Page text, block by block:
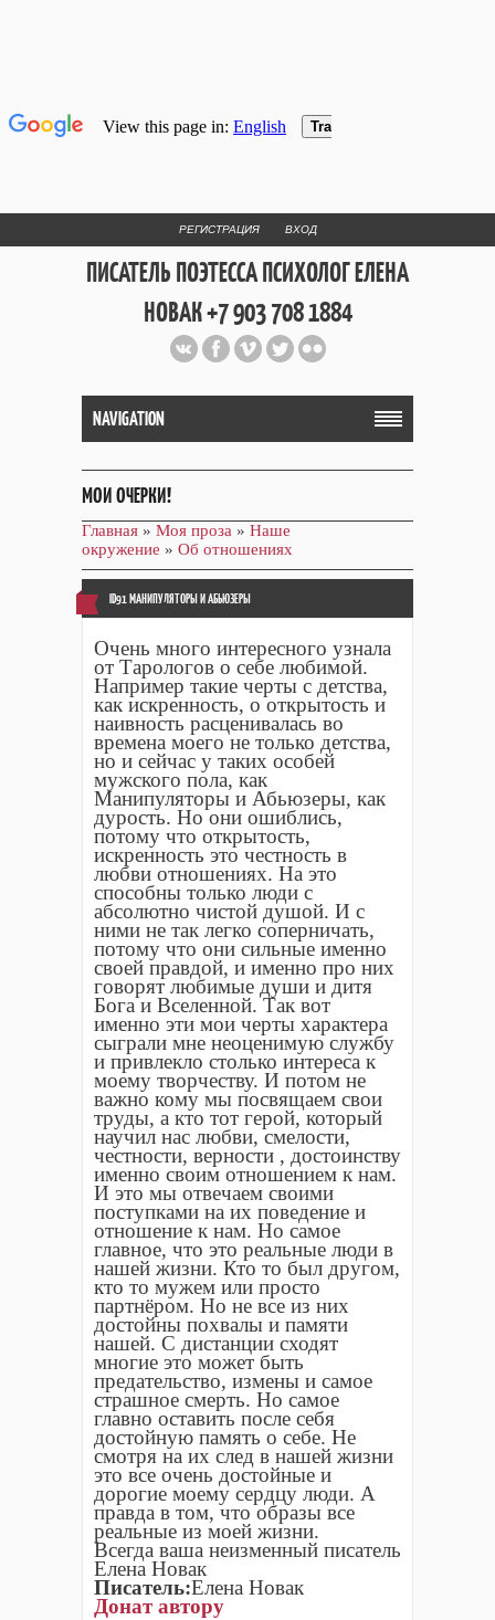
РЕГИСТРАЦИЯ ВХОД
ПИСАТЕЛЬ ПОЭТЕССА ПСИХОЛОГ ЕЛЕНА
НОВАК +7 903 708 1884
Официальный сайт репетитора
и Web Дизайнера Елены Новак
NAVIGATION
МОИ ОЧЕРКИ!
Главная » Моя проза » Наше
окружение » Об отношениях
ID91 МАНИПУЛЯТОРЫ И АБЬЮЗЕРЫ
Очень много интересного узнала
от Тарологов о себе любимой.
Например такие черты с детства,
как искренность, о открытость и
наивность расценивалась во
времена моего не только детства,
но и сейчас у таких особей
мужского пола, как
Манипуляторы и Абьюзеры, как
дурость. Но они ошиблись,
потому что открытость,
искренность это честность в
любви отношениях. На это
способны только люди с
абсолютно чистой душой. И с
ними не так легко соперничать,
потому что они сильные именно
своей правдой, и именно про них
говорят любимые души и дитя
Бога и Вселенной. Так вот
именно эти мои черты характера
сыграли мне неоценимую службу
и привлекло столько интереса к
моему творчеству. И потом не
важно кому мы посвящаем свои
труды, а кто тот герой, который
научил нас любви, смелости,
честности, верности , достоинству
именно своим отношением к нам.
И это мы отвечаем своими
поступками на их поведение и
отношение к нам. Но самое
главное, что это реальные люди в
нашей жизни. Кто то был другом,
кто то мужем или просто
партнёром. Но не все из них
достойны похвалы и памяти
нашей. С дистанции сходят
многие это может быть
предательство, измены и самое
страшное смерть. Но самое
главно оставить после себя
достойную память о себе. Не
смотря на их след в нашей жизни
это все очень достойные и
дорогие моему сердцу люди. А
правда в том, что образы все
реальные из моей жизни.
Всегда ваша неизменный писатель
Елена Новак
Писатель:Елена Новак
Донат автору